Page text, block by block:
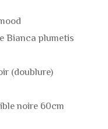
Bianca plumetis
(doublure)
noire 60cm